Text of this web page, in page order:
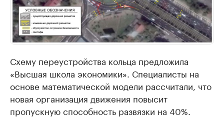
Схему переустройства кольца предложила
«Высшая школа экономики». Специалисты на
основе математической модели рассчитали, что
новая организация движения повысит
пропускную способность развязки на 40%.